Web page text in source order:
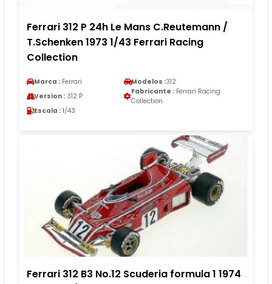
Ferrari 312 P 24h Le Mans C.Reutemann /
T.Schenken 1973 1/43 Ferrari Racing
Collection
Marca : Ferrari Modelos :312
Version : 312 P
Fabricante : Ferrari Racing
Collection
Escala : 1/43
Ferrari 312 B3 No.12 Scuderia formula 1 1974